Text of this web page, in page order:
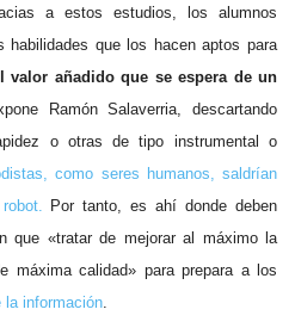
a estos estudios, los alumnos
habilidades que los hacen aptos para
valor añadido que se espera de un
Ramón Salaverria, descartando
o otras de tipo instrumental o
como seres humanos, saldrían
Por tanto, es ahí donde deben
que «tratar de mejorar al máximo la
máxima calidad» para prepara a los
la información.